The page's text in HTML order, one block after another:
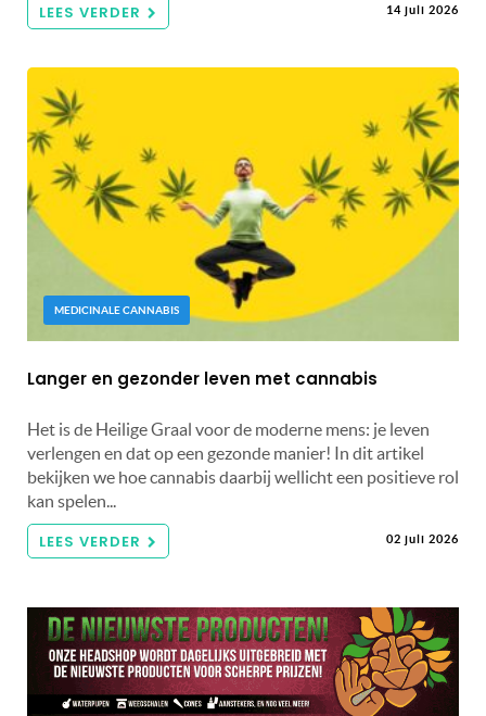
LEES VERDER 14 juli 2026
MEDICINALE CANNABIS
Langer en gezonder leven met cannabis
Het is de Heilige Graal voor de moderne mens: je leven
verlengen en dat op een gezonde manier! In dit artikel
bekijken we hoe cannabis daarbij wellicht een positieve rol
kan spelen...
LEES VERDER 02 juli 2026